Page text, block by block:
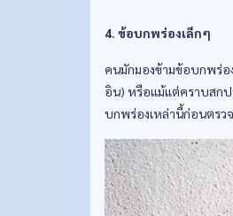
4. ข้อบกพร่องเล็กๆ
คนมักมองข้ามข้อบกพร่อ
อิน) หรือแม้แต่คราบสกป
บกพร่องเหล่านี้ก่อนตรว